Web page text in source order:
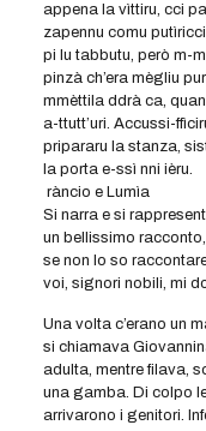
appena la vìttiru, cci
zapennu comu
pi lu tabbutu, però m-
pinzà ch’era mègliu
mmèttila ddrà ca,
a-ttutt’uri. Accussi-
pripararu la stanza,
la porta e-ssì nni ièru.
ràncio e Lumìa
Si narra e si
un bellissimo racconto,
se non lo so
voi, signori nobili, mi
Una volta c’erano un
si chiamava
adulta, mentre filava,
una gamba. Di colpo
arrivarono i genitori.